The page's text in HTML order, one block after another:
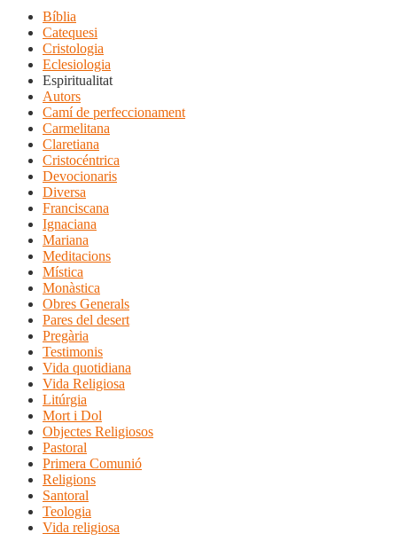
Bíblia
Catequesi
Cristologia
Eclesiologia
Espiritualitat
Autors
Camí de perfeccionament
Carmelitana
Claretiana
Cristocéntrica
Devocionaris
Diversa
Franciscana
Ignaciana
Mariana
Meditacions
Mística
Monàstica
Obres Generals
Pares del desert
Pregària
Testimonis
Vida quotidiana
Vida Religiosa
Litúrgia
Mort i Dol
Objectes Religiosos
Pastoral
Primera Comunió
Religions
Santoral
Teologia
Vida religiosa